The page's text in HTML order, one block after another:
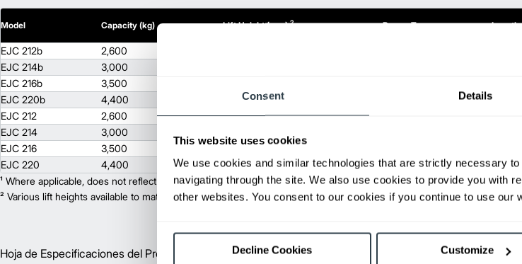
Consent Details
This website uses cookies
We use cookies and similar technologies that are strictly necessary
navigating through the site. We also use cookies to provide you with
other websites. You consent to our cookies if you continue to use our
Decline Cookies Customize
Model Capacity (kg) Lift Height (mm)2 Power Type Length
EJC 212b 2,600
EJC 214b
3,000
EJC 216b
3,500
EJC 220b
4,400 110.2 45.2
EJC 212
2,600 114.2
EJC 214
3,000
EJC 216
3,500 110.2
EJC 220
4,400 110.2 24 V 45.2
¹ Where applicable, does not reflect optional mast collapsed height or additional weight.
² Various lift heights available to match your exact needs. Where applicable, value shown is maximum fork height
Hoja de Especificaciones del Producto Inglés